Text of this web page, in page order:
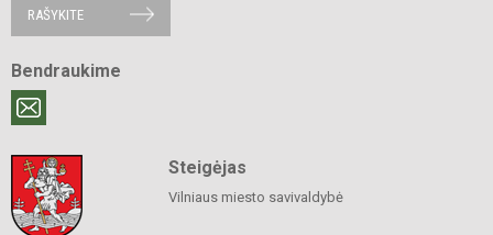
RAŠYKITE
Bendraukime
Steigėjas
Vilniaus miesto savivaldybė